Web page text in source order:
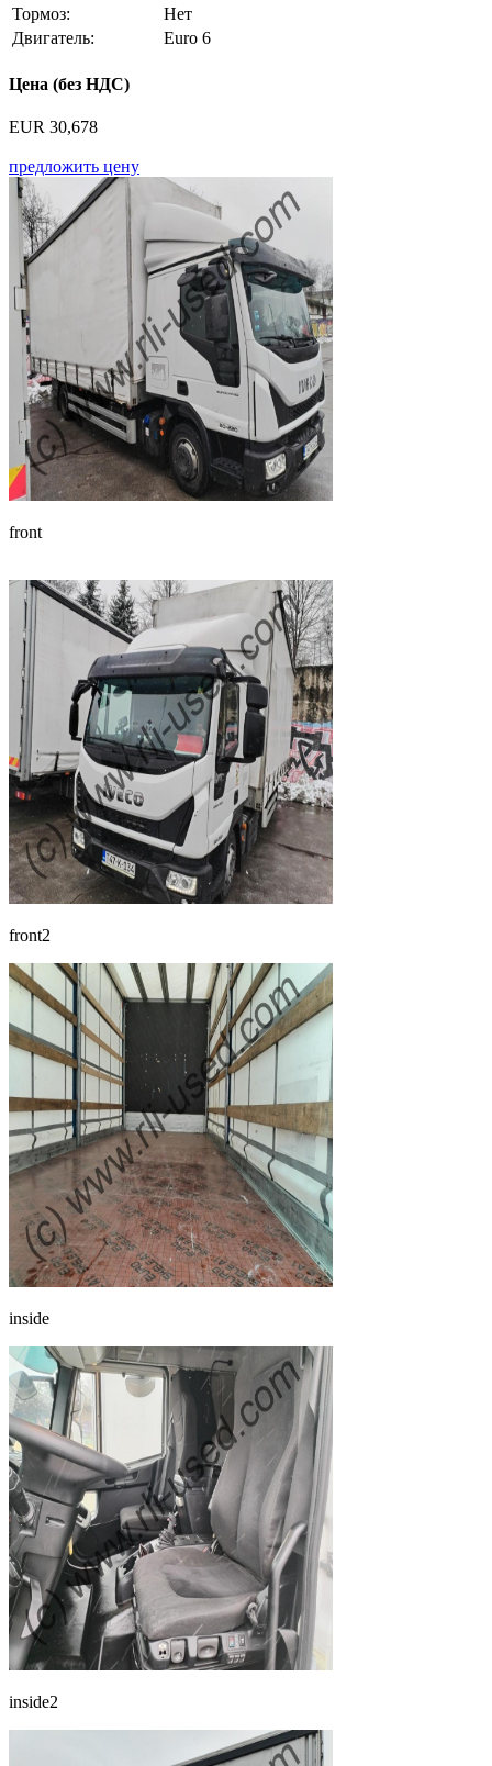
Тормоз:
Нет
Двигатель:
Euro 6
Цена (без НДС)
EUR 30,678
предложить цену
front
front2
inside
inside2